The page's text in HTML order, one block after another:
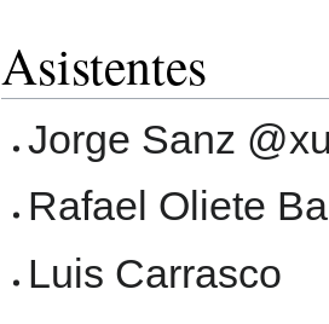
Asistentes
Jorge Sanz
Rafael Oliete
Luis Carrasco